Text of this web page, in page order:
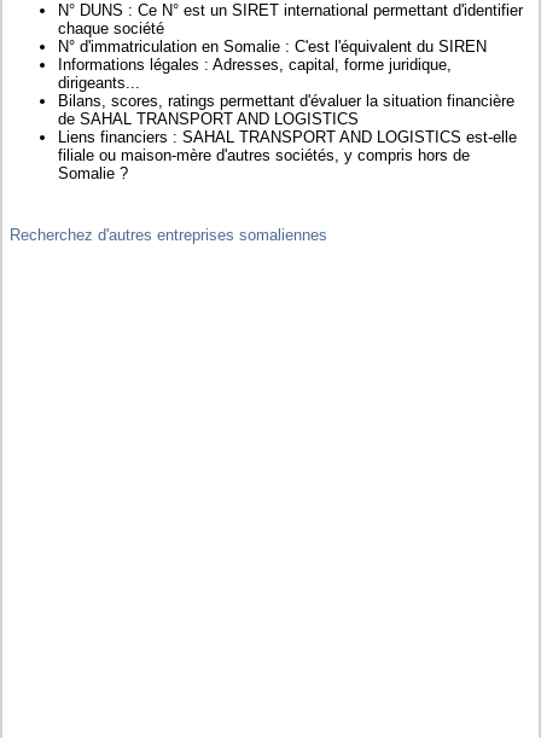
N° DUNS : Ce N° est un SIRET international permettant d'identifier
chaque société
N° d'immatriculation en Somalie : C'est l'équivalent du SIREN
Informations légales : Adresses, capital, forme juridique,
dirigeants...
Bilans, scores, ratings permettant d'évaluer la situation financière
de SAHAL TRANSPORT AND LOGISTICS
Liens financiers : SAHAL TRANSPORT AND LOGISTICS est-elle
filiale ou maison-mère d'autres sociétés, y compris hors de
Somalie ?
Recherchez d'autres entreprises somaliennes